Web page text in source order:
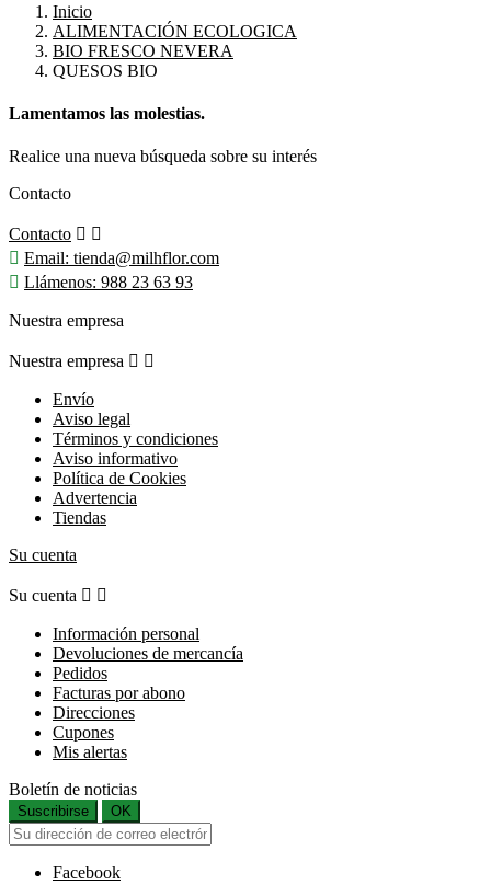
Inicio
ALIMENTACIÓN ECOLOGICA
BIO FRESCO NEVERA
QUESOS BIO
Lamentamos las molestias.
Realice una nueva búsqueda sobre su interés
Contacto
Contacto  
 Email: tienda@milhflor.com
 Llámenos: 988 23 63 93
Nuestra empresa
Nuestra empresa  
Envío
Aviso legal
Términos y condiciones
Aviso informativo
Política de Cookies
Advertencia
Tiendas
Su cuenta
Su cuenta  
Información personal
Devoluciones de mercancía
Pedidos
Facturas por abono
Direcciones
Cupones
Mis alertas
Boletín de noticias
Suscribirse OK
Facebook